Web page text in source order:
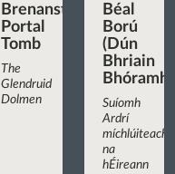
Brenanstown
Portal
Tomb
The
Glendruid
Dolmen
Béal
Ború
(Dún
Bhriain
Suíomh
Ardrí
míchlúiteach
na
hÉireann